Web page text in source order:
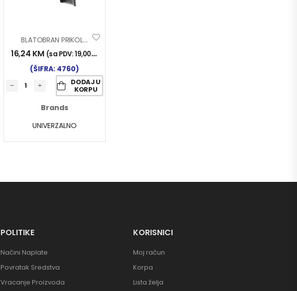
BLATOBRAN PRIKOLICA 1/2 450x900mm
16,24 KM (sa PDV:19,00KM
(ŠIFRA: 4760)
DODAJ U
KORPU
Brands
UNIVERZALNO
POLITIKE
Načini Naplate
Povratak Sredstva
Vracanje Proizvoda
KORISNICI
Moj račun
Korpa
Lista želja